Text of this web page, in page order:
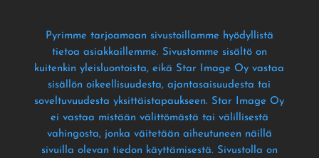
Pyrimme tarjoamaan sivustoillamme hyödyllistä
tietoa asiakkaillemme. Sivustomme sisältö on
kuitenkin yleisluontoista, eikä Star Image Oy vastaa
sisällön oikeellisuudesta, ajantasaisuudesta tai
soveltuvuudesta yksittäistapaukseen. Star Image Oy
ei vastaa mistään välittömästä tai välillisestä
vahingosta, jonka väitetään aiheutuneen näillä
sivuilla olevan tiedon käyttämisestä. Sivustolla on